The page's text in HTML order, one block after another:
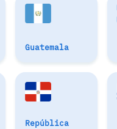
Guatemala
República